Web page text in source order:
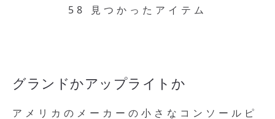
58 見つかったアイテム
グランドかアップライトか
アメリカのメーカーの小さなコンソールピ